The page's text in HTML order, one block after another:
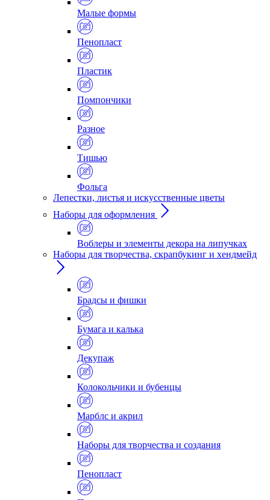
Малые формы
Пенопласт
Пластик
Помпончики
Разное
Тишью
Фольга
Лепестки, листья и искусственные цветы
Наборы для оформления
Воблеры и элементы декора на липучках
Наборы для творчества, скрапбукинг и хендмейд
Брадсы и фишки
Бумага и калька
Декупаж
Колокольчики и бубенцы
Марблс и акрил
Наборы для творчества и создания
Пенопласт